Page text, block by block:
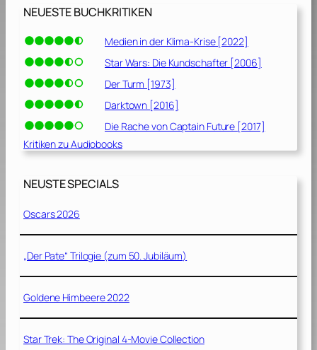
NEUESTE BUCHKRITIKEN
Medien in der Klima-Krise [2022]
Star Wars: Die Kundschafter [2006]
Der Turm [1973]
Darktown [2016]
Die Rache von Captain Future [2017]
Kritiken zu Audiobooks
NEUSTE SPECIALS
Oscars 2026
„Der Pate“ Trilogie (zum 50. Jubiläum)
Goldene Himbeere 2022
Star Trek: The Original 4-Movie Collection